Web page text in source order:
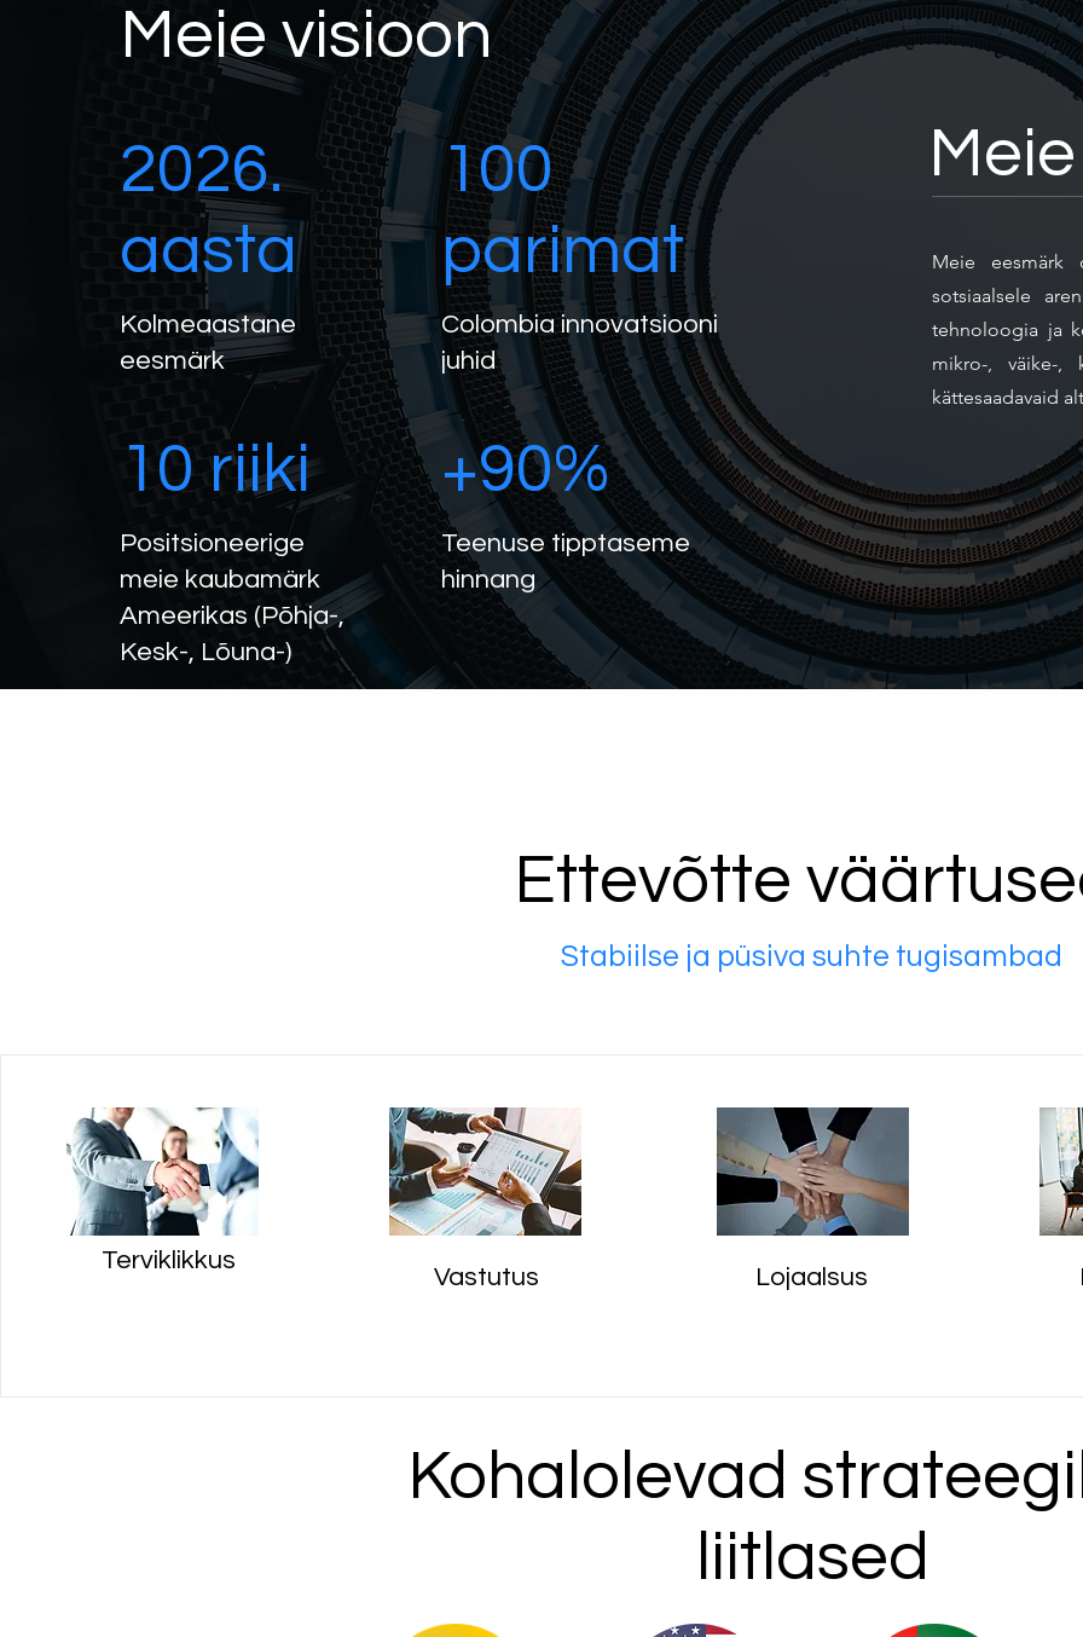
Meie visioon
2026.
aasta
Kolmeaastane
eesmärk
100
parimat
Colombia innovatsiooni
juhid
10 riiki
Positsioneerige
meie kaubamärk
Ameerikas (Põhja-,
Kesk-, Lõuna-)
+90%
Teenuse tipptaseme
hinnang
Meie eesmärk
sotsiaalsele
tehnoloogia ja
mikro-, väike-,
kättesaadavaid
Ettevõtte
Stabiilse ja püsiva suhte tugisambad
Terviklikkus
Vastutus Lojaalsus
Kohalolevad
liitlased